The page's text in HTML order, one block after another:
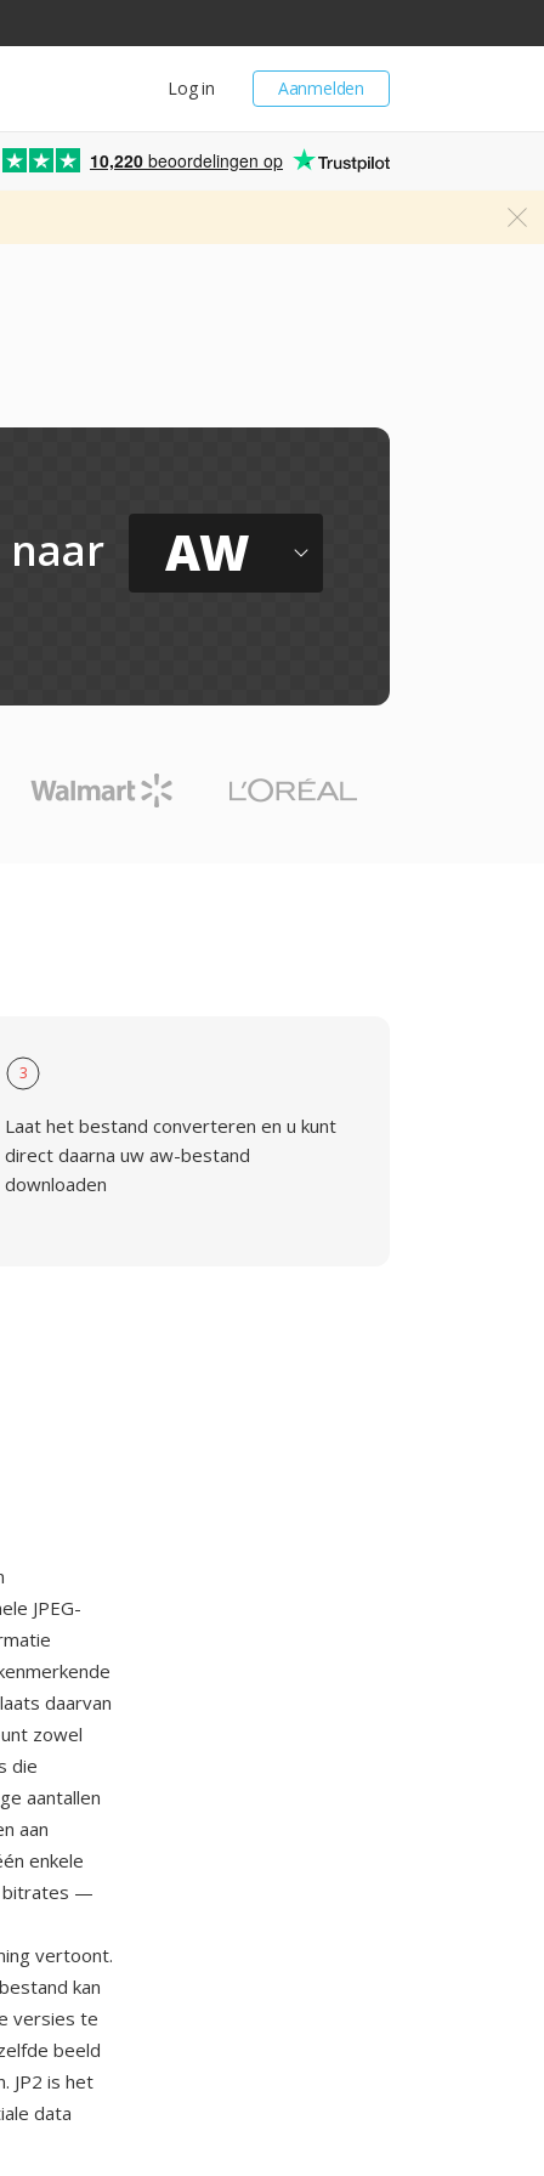
Aanmelden
Log in
10,220 beoordelingen op
naar AW
3
Laat het bestand converteren en u kunt
direct daarna uw aw-bestand
downloaden
JPEG-
daarvan
zowel
die
aantallen
aan
enkele
bitrates —
vertoont.
kan
versies te
beeld
JP2 is het
data